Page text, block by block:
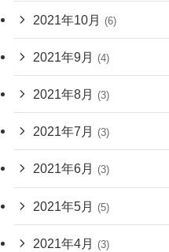
2021年10月 (6)
2021年9月 (4)
2021年8月 (3)
2021年7月 (3)
2021年6月 (3)
2021年5月 (5)
2021年4月 (3)